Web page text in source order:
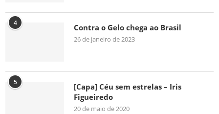
4 Contra o Gelo chega ao Brasil
26 de janeiro de 2023
5
[Capa] Céu sem estrelas – Iris
Figueiredo
20 de maio de 2020